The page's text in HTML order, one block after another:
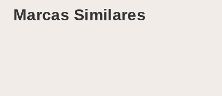
Marcas Similares